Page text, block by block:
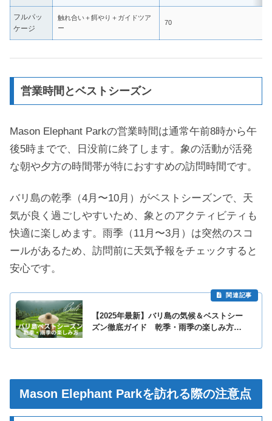
フルパッ
ケージ
触れ合い＋餌やり＋ガイドツア
ー
70
営業時間とベストシーズン
Mason Elephant Parkの営業時間は通常午前8時から午
後5時までで、日没前に終了します。象の活動が活発
な朝や夕方の時間帯が特におすすめの訪問時間です。
バリ島の乾季（4月〜10月）がベストシーズンで、天
気が良く過ごしやすいため、象とのアクティビティも
快適に楽しめます。雨季（11月〜3月）は突然のスコ
ールがあるため、訪問前に天気予報をチェックすると
安心です。
【2025年最新】バリ島の気候＆ベストシー
ズン徹底ガイド 乾季・雨季の楽しみ方＆
Mason Elephant Parkを訪れる際の注意点